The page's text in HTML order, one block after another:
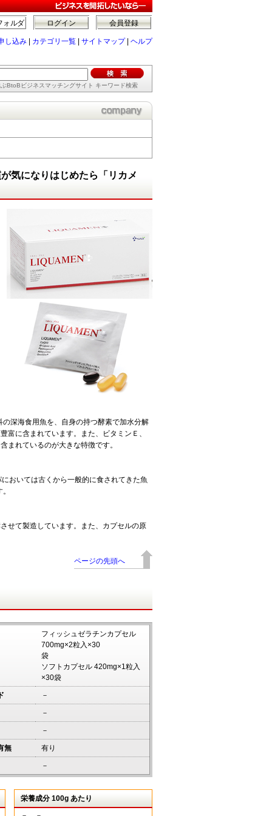
会員登録
ログイン
ォルダ
し込み カテゴリ一覧 サイトマップ| ヘルプ
BtoBビジネスマッチングサイト キーワード検索
気になりはじめたら「リカメ
深海食用魚を、自身の持つ酵素で加水分解
富に含まれています。また、ビタミンＥ、
まれているのが大きな特徴です。
おいては古くから一般的に食されてきた魚
せて製造しています。また、カプセルの原
ページの先頭へ
フィッシュゼラチンカプセル
700mg×2粒入×30
袋
ソフトカプセル 420mg×1粒入
×30袋
－
－
－
無 有り
－
栄養成分 100g あたり